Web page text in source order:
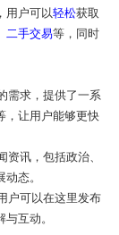
用户可以轻松获取
二手交易等，同时
需求，提供了一系
，让用户能够更快
讯，包括政治、
态。
户可以在这里发布
互动。